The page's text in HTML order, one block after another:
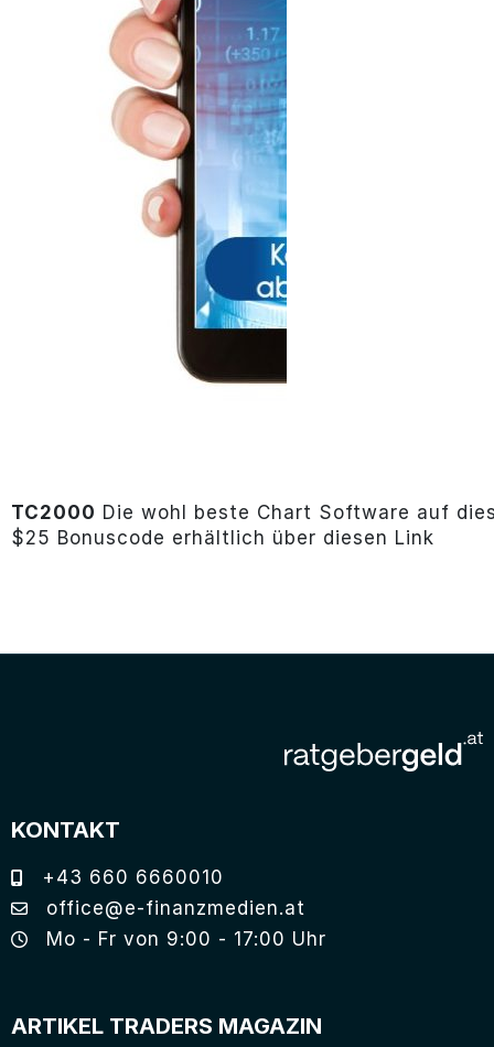
TC2000 Die wohl beste Chart Software auf
$25 Bonuscode erhältlich über diesen Link
KONTAKT
+43 660 6660010
office@e-finanzmedien.at
Mo - Fr von 9:00 - 17:00 Uhr
ARTIKEL TRADERS MAGAZIN